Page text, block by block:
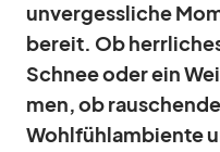
un­ver­gess­li­che
be­reit. Ob
Schnee oder ein
men, ob
Wohl­füh­lam­bi­ente